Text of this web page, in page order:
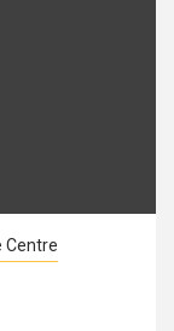
Centre